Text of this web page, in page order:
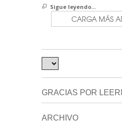
Sigue leyendo...
CARGA MÁS
GRACIAS POR
ARCHIVO